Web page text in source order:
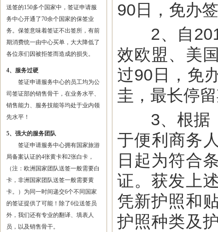
送签的150多个国家中，签证申请服
务中心开通了70余个国家的保签业
务。保签意味着签证不出签所，有前
期消费统一由中心买单，大大降低了
各位亲们因被拒签而造成的损失。
4、服务过硬
签证申请服务中心的员工均为公
司签证部的销售骨干，在业务水平、
销售能力、服务技能等均处于业内领
先水平！
5、强大的服务团队
签证申请服务中心拥有国家旅游
局备案认证的4张黄卡和2张白卡，
（注：欧洲国家团队送签一般需要白
卡，非洲国家团队送签一般需要黄
卡。）为同一时间递交6个不同国家
的签证提供了可能！除了6位送签员
外，我们还有专业的翻译、填表人
员，以及销售骨干。
90日，免办
2、自2017
效欧盟、美
过90日，免
圭，最长停
3、根据《
于便利商务
日起为符合
证。获发上
凭新护照和
护照种类及